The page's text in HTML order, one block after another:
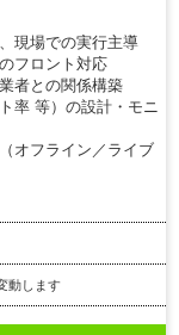
現場での実行主導
フロント対応
者との関係構築
率 等）の設計・モニ
オフライン／ライブ
動します